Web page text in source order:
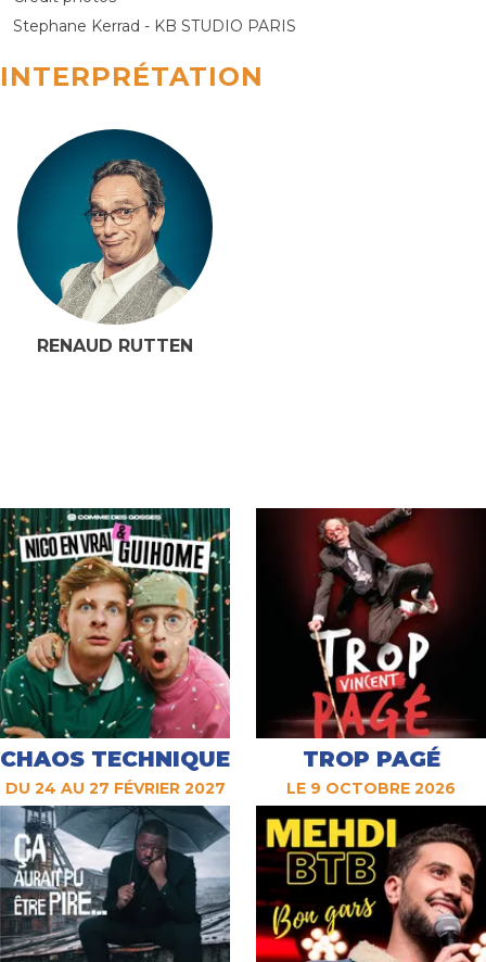
Stephane Kerrad - KB STUDIO PARIS
INTERPRÉTATION
RENAUD RUTTEN
CHAOS TECHNIQUE
DU 24 AU 27 FÉVRIER 2027
TROP PAGÉ
LE 9 OCTOBRE 2026